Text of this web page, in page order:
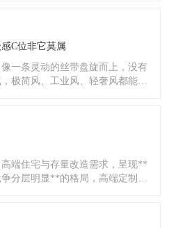
C位非它莫属
一条灵动的丝带盘旋而上，没有
极简风、工业风、轻奢风都能完
端住宅与存量改造需求，呈现**
分层明显**的格局，高端定制与